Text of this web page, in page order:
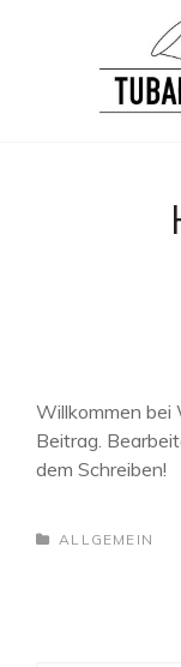
Willkommen bei
Beitrag.
dem Schreiben!
CATEGORIES
ALLGEMEIN